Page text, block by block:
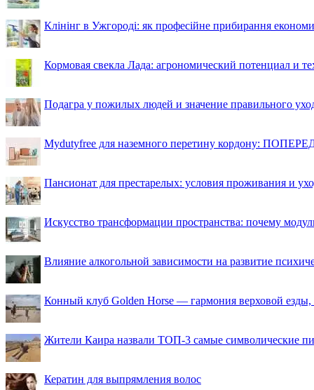
Клінінг в Ужгороді: як професійне прибирання
Кормовая свекла Лада: агрономический потенциал и
Подагра у пожилых людей и значение правильного
Mydutyfree для наземного перетину кордону:
Пансионат для престарелых: условия проживания и
Искусство трансформации пространства: почему
Влияние алкогольной зависимости на развитие
Конный клуб Golden Horse — гармония верховой езды,
Жители Каира назвали ТОП-3 самые символические
Кератин для выпрямления волос